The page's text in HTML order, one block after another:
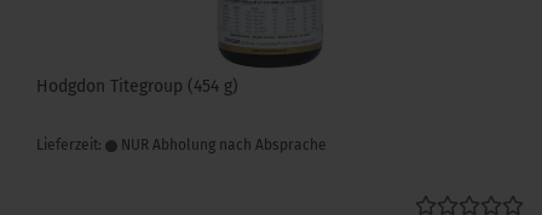
Hodgdon Titegroup (454 g)
Lieferzeit: NUR Abholung nach Absprache